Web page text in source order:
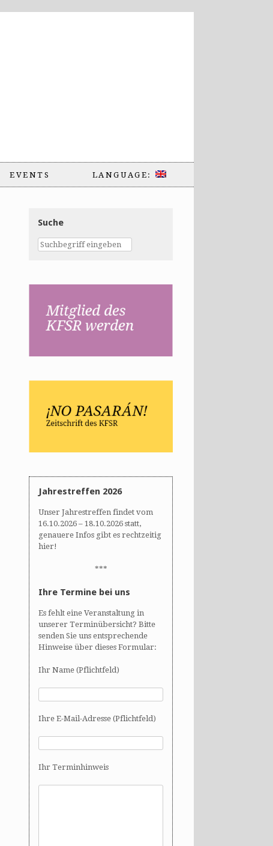
EVENTS LANGUAGE:
Suche
Jahrestreffen 2026
Unser Jahrestreffen findet vom
16.10.2026 – 18.10.2026 statt,
genauere Infos gibt es rechtzeitig
hier!
***
Ihre Termine bei uns
Es fehlt eine Veranstaltung in
unserer Terminübersicht? Bitte
senden Sie uns entsprechende
Hinweise über dieses Formular:
Ihr Name (Pflichtfeld)
Ihre E-Mail-Adresse (Pflichtfeld)
Ihr Terminhinweis